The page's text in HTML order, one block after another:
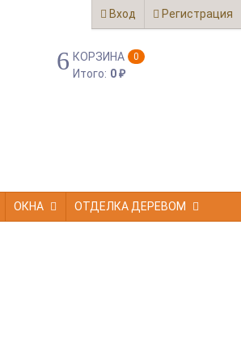
Вход Регистрация
КОРЗИНА 0
Итого: 0₽
ОКНА ОТДЕЛКА ДЕРЕВОМ